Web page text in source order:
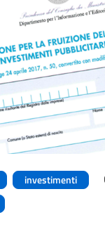
investimenti